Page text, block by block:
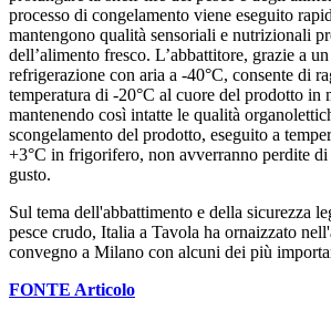
processo di congelamento viene eseguito
mantengono qualità sensoriali e nutrizionali
dell’alimento fresco. L’abbattitore, grazie a
refrigerazione con aria a -40°C, consente di
temperatura di -20°C al cuore del prodotto in
mantenendo così intatte le qualità
scongelamento del prodotto, eseguito a
+3°C in frigorifero, non avverranno perdite
gusto.
Sul tema dell'abbattimento e della sicurezza
pesce crudo, Italia a Tavola ha ornaizzato
convegno a Milano con alcuni dei più
FONTE Articolo